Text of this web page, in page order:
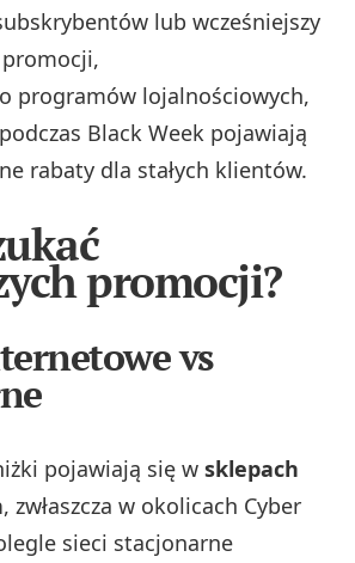
lub wcześniejszy
programów lojalnościowych,
Black Week pojawiają
rabaty dla stałych klientów.
promocji?
vs
pojawiają się wsklepach
, zwłaszcza w okolicach Cyber
sieci stacjonarne